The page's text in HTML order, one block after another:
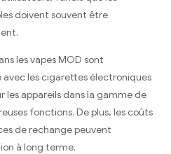
doivent souvent être
les vapes MOD sont
avec les cigarettes électroniques
les appareils dans la gamme de
fonctions. De plus, les coûts
de rechange peuvent
à long terme.